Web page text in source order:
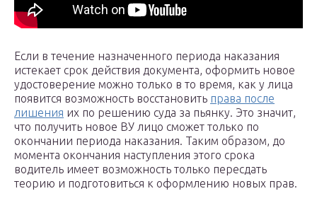
Если в течение назначенного периода наказания
истекает срок действия документа, оформить новое
удостоверение можно только в то время, как у лица
появится возможность восстановить права после
лишения их по решению суда за пьянку. Это значит,
что получить новое ВУ лицо сможет только по
окончании периода наказания. Таким образом, до
момента окончания наступления этого срока
водитель имеет возможность только пересдать
теорию и подготовиться к оформлению новых прав.